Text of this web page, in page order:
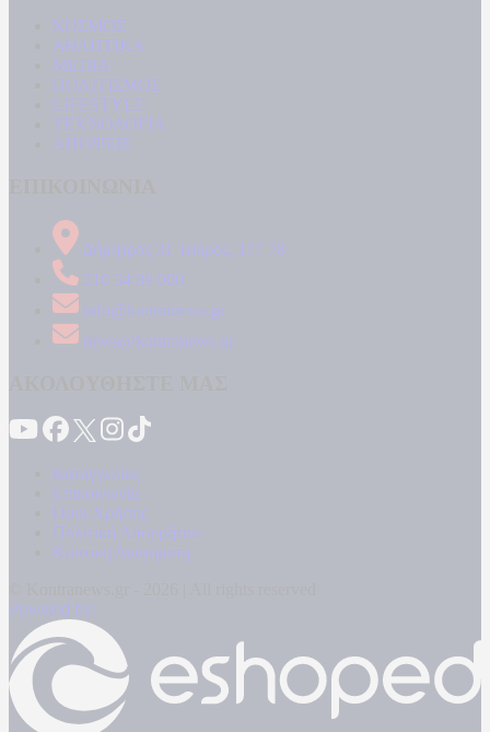
ΚΟΣΜΟΣ
ΑΘΛΗΤΙΚΑ
MEDIA
ΠΟΛΙΤΙΣΜΟΣ
LIFESTYLE
ΤΕΧΝΟΛΟΓΙΑ
ΑΠΟΨΕΙΣ
Δήμητρος 31 Ταύρος, 177 78
210 34 89 000
info@kontranews.gr
news@kontranews.gr
Καταγγελίες
Επικοινωνία
Όροι Χρήσης
Πολιτική Απορρήτου
Κρατική Διαφήμιση
Powered by: